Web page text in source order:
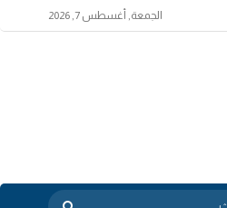
الجمعة, أغسطس 7, 2026